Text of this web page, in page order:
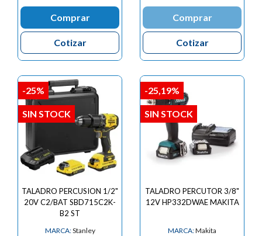
Comprar
Cotizar
Comprar
Cotizar
TALADRO PERCUSION 1/2"
20V C2/BAT SBD715C2K-
B2 ST
MARCA:Stanley
-25%
SIN STOCK
TALADRO PERCUTOR 3/8"
12V HP332DWAE MAKITA
MARCA:Makita
-25,19%
SIN STOCK